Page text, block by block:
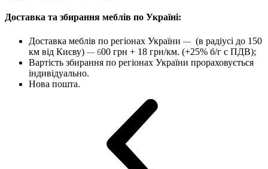
Доставка та збирання меблів по Україні:
Доставка меблів по регіонах України — (в радіусі до 150
км від Києву) — 600 грн + 18 грн/км. (+25% б/г с ПДВ);
Вартість збирання по регіонах України прораховується
індивідуально.
Нова пошта.